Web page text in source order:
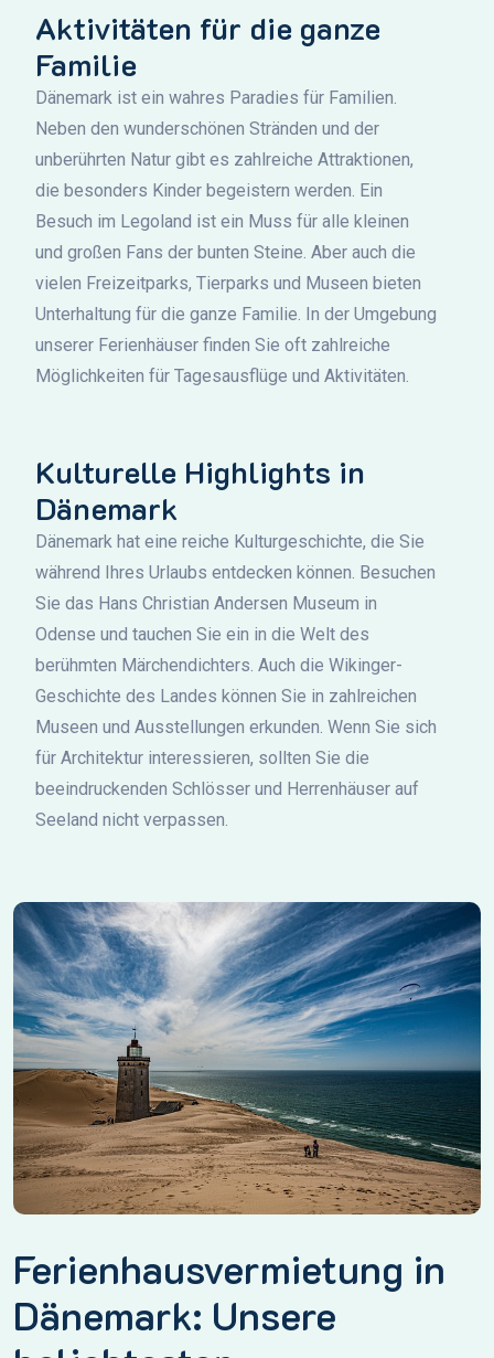
Aktivitäten für die ganze
Familie
Dänemark ist ein wahres Paradies für Familien.
Neben den wunderschönen Stränden und der
unberührten Natur gibt es zahlreiche Attraktionen,
die besonders Kinder begeistern werden. Ein
Besuch im Legoland ist ein Muss für alle kleinen
und großen Fans der bunten Steine. Aber auch die
vielen Freizeitparks, Tierparks und Museen bieten
Unterhaltung für die ganze Familie. In der Umgebung
unserer Ferienhäuser finden Sie oft zahlreiche
Möglichkeiten für Tagesausflüge und Aktivitäten.
Kulturelle Highlights in
Dänemark
Dänemark hat eine reiche Kulturgeschichte, die Sie
während Ihres Urlaubs entdecken können. Besuchen
Sie das Hans Christian Andersen Museum in
Odense und tauchen Sie ein in die Welt des
berühmten Märchendichters. Auch die Wikinger-
Geschichte des Landes können Sie in zahlreichen
Museen und Ausstellungen erkunden. Wenn Sie sich
für Architektur interessieren, sollten Sie die
beeindruckenden Schlösser und Herrenhäuser auf
Seeland nicht verpassen.
Ferienhausvermietung in
Dänemark: Unsere